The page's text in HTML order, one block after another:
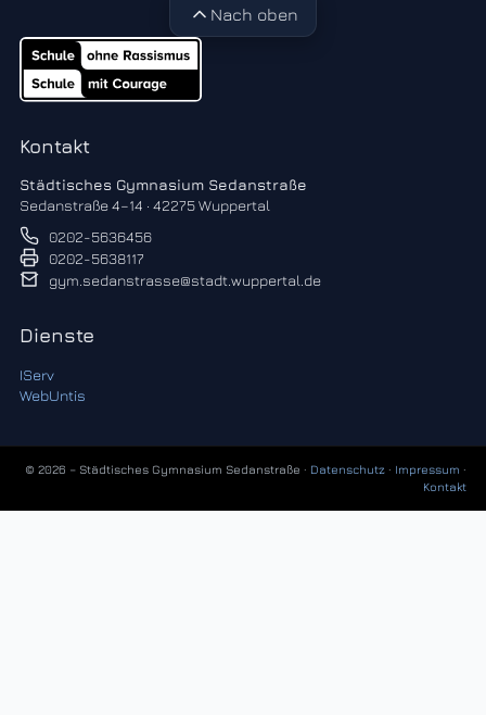
Nach oben
Kontakt
Städtisches Gymnasium Sedanstraße
Sedanstraße 4–14 · 42275 Wuppertal
0202-5636456
0202-5638117
gym.sedanstrasse@stadt.wuppertal.de
Dienste
IServ
WebUntis
© 2026 – Städtisches Gymnasium Sedanstraße · Datenschutz · Impressum ·
Kontakt